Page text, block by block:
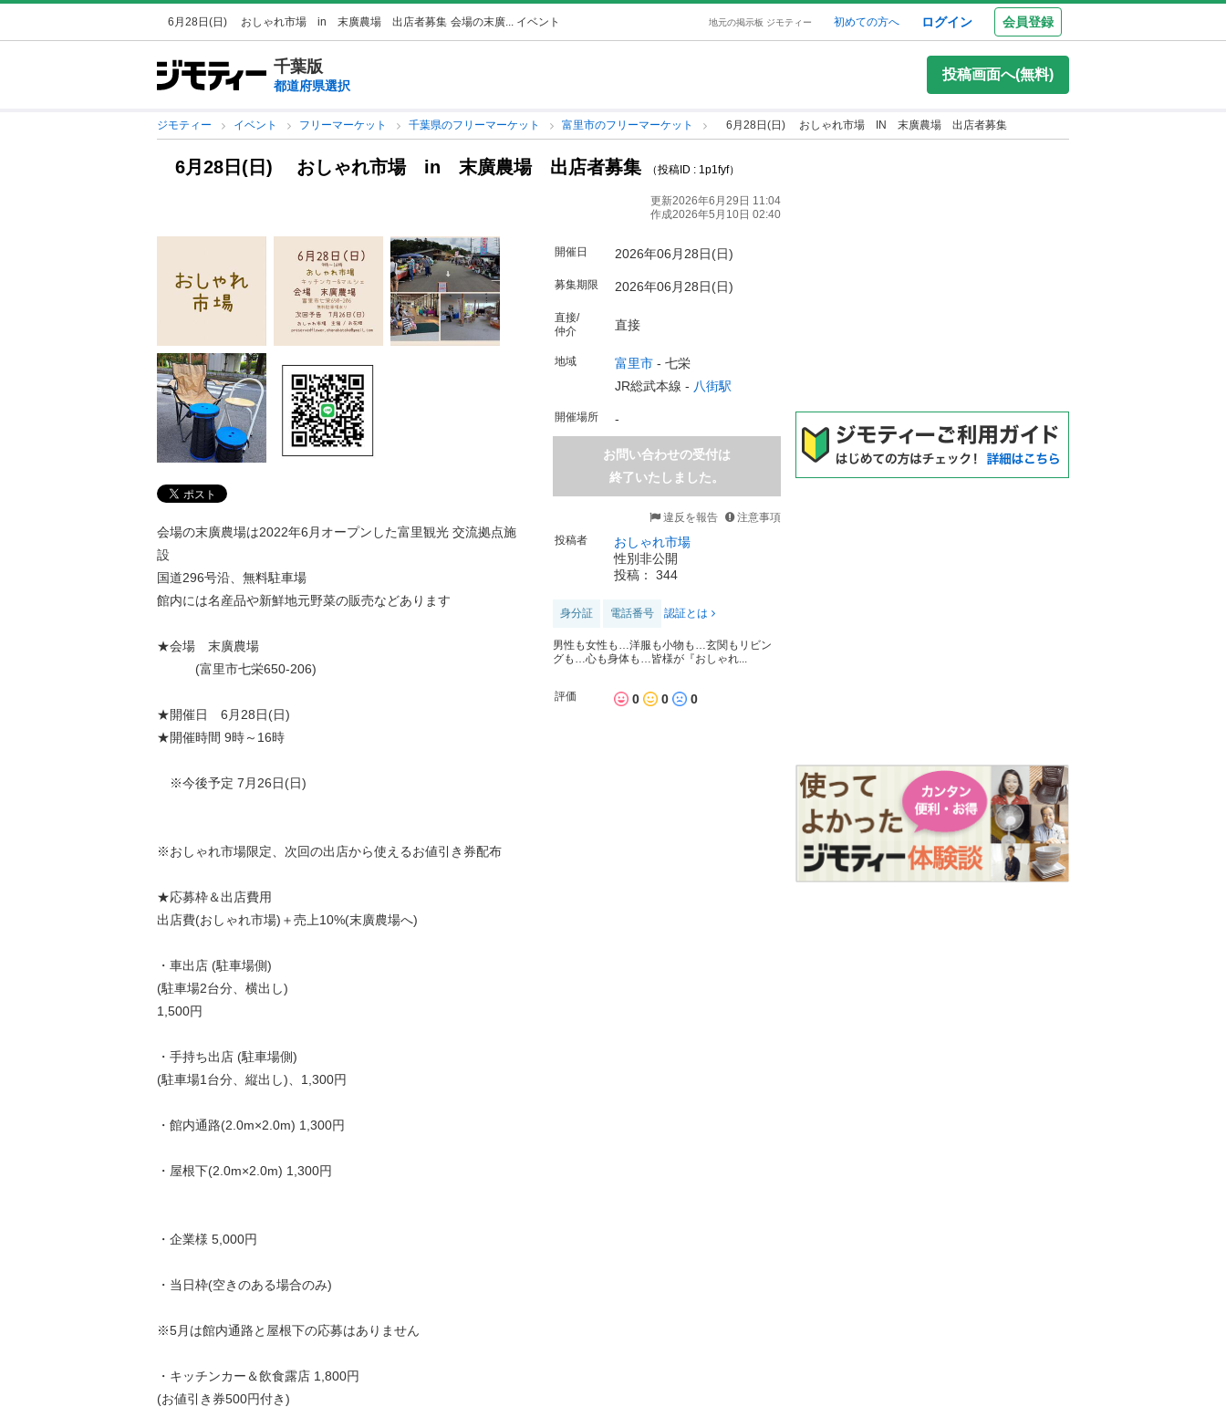
6月28日(日) おしゃれ市場 in 末廣農場 出店者募集 会場の末廣... イベント 地元の掲示板 ジモティー 初めての方へ ログイン 会員登録
千葉版
都道府県選択
投稿画面へ(無料)
ジモティー イベント フリーマーケット 千葉県のフリーマーケット 富里市のフリーマーケット 6月28日(日) おしゃれ市場 IN 末廣農場 出店者募集
6月28日(日) おしゃれ市場 in 末廣農場 出店者募集 （投稿ID : 1p1fyf）
更新2026年6月29日 11:04
作成2026年5月10日 02:40
会場の末廣農場は2022年6月オープンした富里観光 交流拠点施
設
国道296号沿、無料駐車場
館内には名産品や新鮮地元野菜の販売などあります
★会場 末廣農場
(富里市七栄650-206)
★開催日 6月28日(日)
★開催時間 9時～16時
※今後予定 7月26日(日)
※おしゃれ市場限定、次回の出店から使えるお値引き券配布
★応募枠＆出店費用
出店費(おしゃれ市場)＋売上10%(末廣農場へ)
・車出店 (駐車場側)
(駐車場2台分、横出し)
1,500円
・手持ち出店 (駐車場側)
(駐車場1台分、縦出し)、1,300円
・館内通路(2.0m×2.0m) 1,300円
・屋根下(2.0m×2.0m) 1,300円
・企業様 5,000円
・当日枠(空きのある場合のみ)
※5月は館内通路と屋根下の応募はありません
・キッチンカー＆飲食露店 1,800円
(お値引き券500円付き)
開催日 2026年06月28日(日)
募集期限 2026年06月28日(日)
直接/
仲介
直接
地域 富里市 - 七栄
JR総武本線 - 八街駅
開催場所 -
お問い合わせの受付は
終了いたしました。
違反を報告
注意事項
投稿者
おしゃれ市場
性別非公開
投稿： 344
身分証 電話番号 認証とは
男性も女性も…洋服も小物も…玄関もリビン
グも…心も身体も…皆様が『おしゃれ...
評価 0 0 0